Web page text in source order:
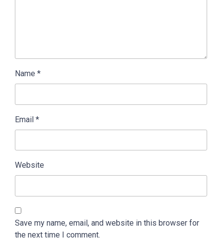
Name *
Email *
Website
Save my name, email, and website in this browser for
the next time I comment.